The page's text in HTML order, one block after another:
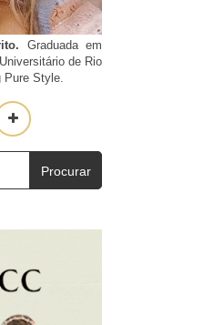
Graduada em
de Rio
Pure Style.
Procurar